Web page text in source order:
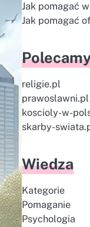
Jak pomagać
Jak pomagać
religie.pl
prawoslawni.pl
koscioly-w-
skarby-
Wiedza
Kategorie
Pomaganie
Psychologia